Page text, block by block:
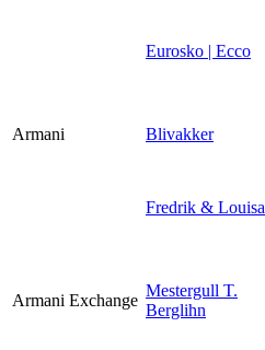
Eurosko | Ecco
Armani Blivakker
Fredrik & Louisa
Armani Exchange
Mestergull T.
Berglihn